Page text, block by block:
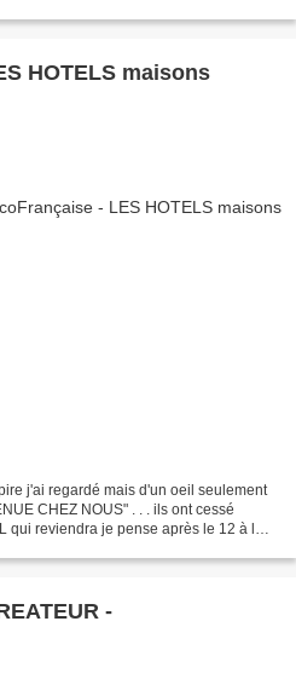
HOTELS maisons
j'ai regardé mais d'un oeil seulement
CHEZ NOUS" . . . ils ont cessé
qui reviendra je pense après le 12 à la
-